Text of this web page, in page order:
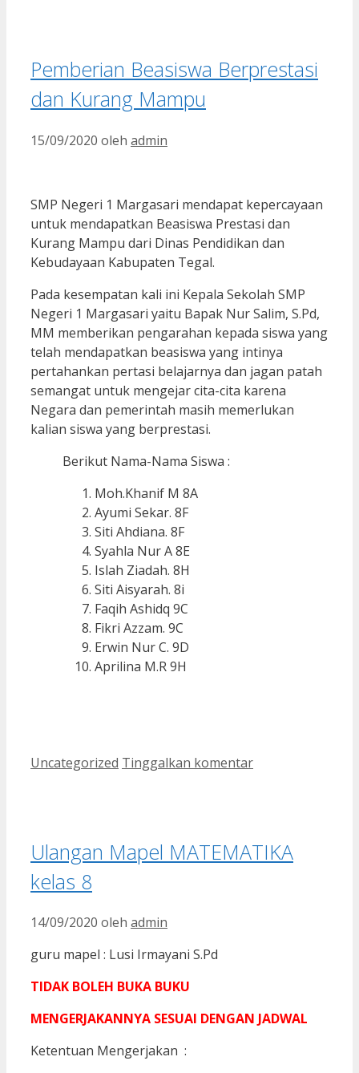
Pemberian Beasiswa Berprestasi
dan Kurang Mampu
15/09/2020 oleh admin
SMP Negeri 1 Margasari mendapat kepercayaan
untuk mendapatkan Beasiswa Prestasi dan
Kurang Mampu dari Dinas Pendidikan dan
Kebudayaan Kabupaten Tegal.
Pada kesempatan kali ini Kepala Sekolah SMP
Negeri 1 Margasari yaitu Bapak Nur Salim, S.Pd,
MM memberikan pengarahan kepada siswa yang
telah mendapatkan beasiswa yang intinya
pertahankan pertasi belajarnya dan jagan patah
semangat untuk mengejar cita-cita karena
Negara dan pemerintah masih memerlukan
kalian siswa yang berprestasi.
Berikut Nama-Nama Siswa :
Moh.Khanif M 8A
Ayumi Sekar. 8F
Siti Ahdiana. 8F
Syahla Nur A 8E
Islah Ziadah. 8H
Siti Aisyarah. 8i
Faqih Ashidq 9C
Fikri Azzam. 9C
Erwin Nur C. 9D
Aprilina M.R 9H
Kategori
Uncategorized Tinggalkan komentar
Ulangan Mapel MATEMATIKA
kelas 8
14/09/2020 oleh admin
guru mapel : Lusi Irmayani S.Pd
TIDAK BOLEH BUKA BUKU
MENGERJAKANNYA SESUAI DENGAN JADWAL
Ketentuan Mengerjakan :